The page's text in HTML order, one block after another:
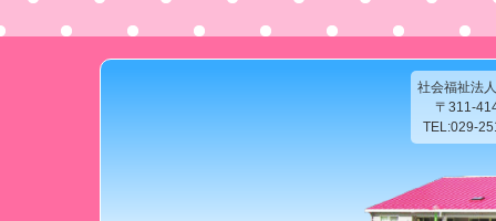
社会福祉法
〒311-
TEL:029-